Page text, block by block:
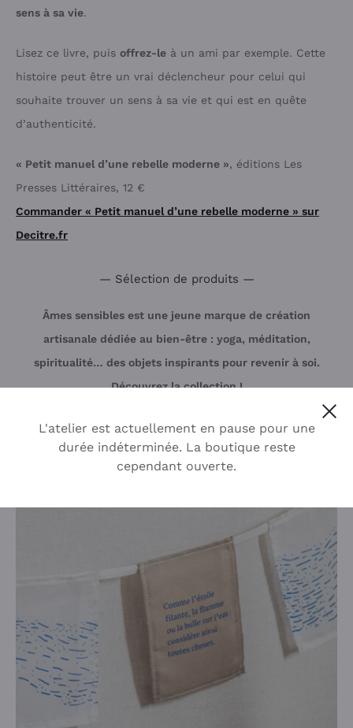
sens à sa vie.
Lisez ce livre, puis offrez-le à un ami par exemple. Cette
histoire peut être un vrai déclencheur pour celui qui
souhaite trouver un sens à sa vie et qui est en quête
d’authenticité.
« Petit manuel d’une rebelle moderne », éditions Les
Presses Littéraires, 12 €
Commander « Petit manuel d’une rebelle moderne » sur
Decitre.fr
— Sélection de produits —
Âmes sensibles est une jeune marque de création
artisanale dédiée au bien-être : yoga, méditation,
spiritualité… des objets inspirants pour revenir à soi.
Découvrez la collection !
L'atelier est actuellement en pause pour une
durée indéterminée. La boutique reste
cependant ouverte.